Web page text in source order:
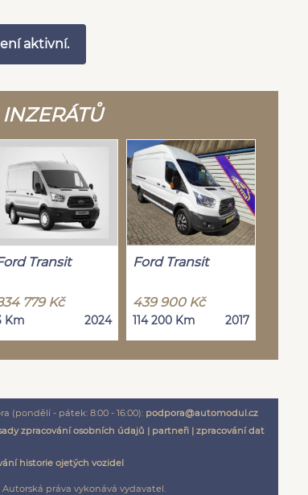
aktivní.
Transit
779 Kč
Km 2024
Ford Transit
439 900 Kč
114 200 Km 2017
(pondělí - pátek: 8:00 - 16:00): podpora@automodul.cz
zpracování osobních údajů | partneři| zpracování dat
historie ojetých vozidel
Autorská práva vykonává vydavatel.